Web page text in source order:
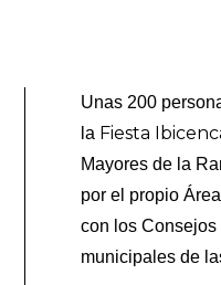
Unas 200
la Fiesta
Mayores de la
por el propio
con los
municipales de